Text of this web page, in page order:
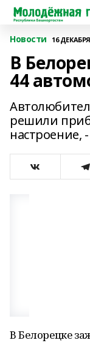
Новости 16 ДЕКАБРЯ
В
44
решили
настроение,
В Белорецке